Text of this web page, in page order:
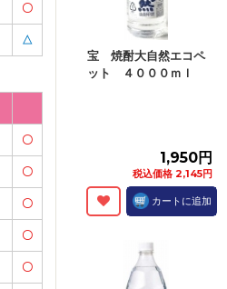
〇
△
〇
〇
〇
〇
〇
宝 焼酎大自然エコペ
ット ４０００ｍｌ
1,950円
税込価格 2,145円
カートに追加